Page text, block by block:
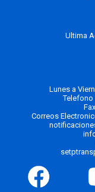
Ultima
Lunes a
Correos